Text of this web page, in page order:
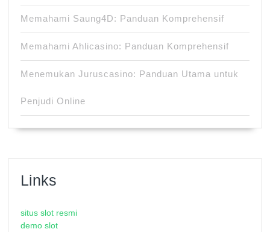
Memahami Saung4D: Panduan Komprehensif
Memahami Ahlicasino: Panduan Komprehensif
Menemukan Juruscasino: Panduan Utama untuk
Penjudi Online
Links
situs slot resmi
demo slot